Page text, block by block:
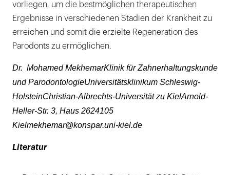
vorliegen, um die bestmöglichen therapeutischen
Ergebnisse in verschiedenen Stadien der Krankheit zu
erreichen und somit die erzielte Regeneration des
Parodonts zu ermöglichen.
Dr. Mohamed MekhemarKlinik für Zahnerhaltungskunde
und ParodontologieUniversitätsklinikum Schleswig-
HolsteinChristian-Albrechts-Universität zu KielArnold-
Heller-Str. 3, Haus 2624105
Kielmekhemar@konspar.uni-kiel.de
Literatur